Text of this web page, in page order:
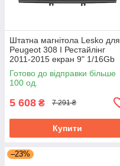
Штатна магнітола Lesko для
Peugeot 308 I Рестайлінг
2011-2015 екран 9" 1/16Gb
Grey/Wi-Fi Optima GPS
Android
Готово до відправки більше
100 од.
5 608 ₴ 7 291 ₴
Купити
–23%